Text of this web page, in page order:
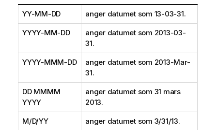
YY-MM-DD anger datumet som 13-03-31.
YYYY-MM-DD
anger datumet som 2013-03-
31.
YYYY-MMM-DD
anger datumet som 2013-Mar-
31.
DD MMMM
YYYY
anger datumet som 31 mars
2013.
M/D/YY anger datumet som 3/31/13.